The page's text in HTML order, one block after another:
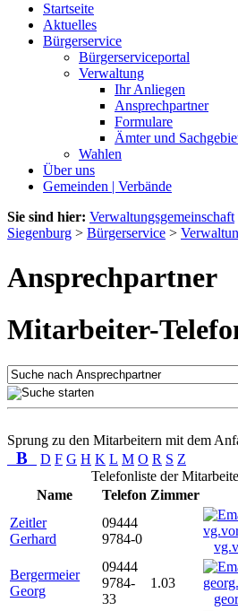
Startseite
Aktuelles
Bürgerservice
Bürgerserviceportal
Verwaltung
Ihr Anliegen
Ansprechpartner
Formulare
Ämter und
Wahlen
Über uns
Gemeinden | Verbände
Sie sind hier: Verwaltungsgemeinschaft
Siegenburg > Bürgerservice >
Ansprechpartner
Mitarbeiter-
Sprung zu den Mitarbeitern mit dem
B D F G H K L M O R S Z
Telefonliste der
Name
Telefon Zimmer
Zeitler
Gerhard
09444
9784-0
Bergermeier
Georg
09444
9784-
33
1.03